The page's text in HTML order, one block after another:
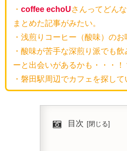
・ coffee echoUさんってどん
まとめた記事がみたい。
・浅煎りコーヒー（酸味）のお
・酸味が苦手な深煎り派でも
ーと出会いがあるかも・・・！
・磐田駅周辺でカフェを探して
目次